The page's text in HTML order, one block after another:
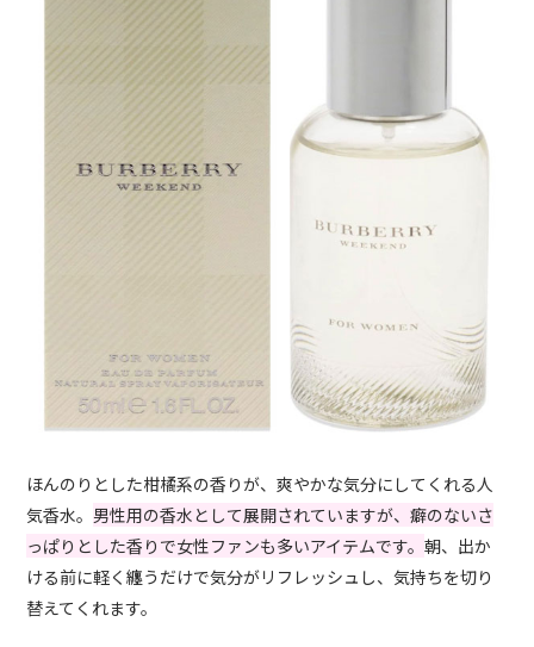
ほんのりとした柑橘系の香りが、爽やかな気分にしてくれる人
気香水。男性用の香水として展開されていますが、癖のないさ
っぱりとした香りで女性ファンも多いアイテムです。朝、出か
ける前に軽く纏うだけで気分がリフレッシュし、気持ちを切り
替えてくれます。